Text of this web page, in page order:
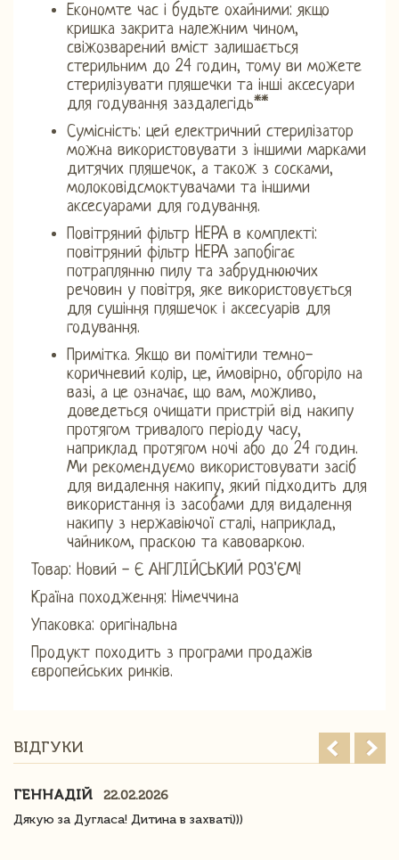
Економте час і будьте охайними: якщо
кришка закрита належним чином,
свіжозварений вміст залишається
стерильним до 24 годин, тому ви можете
стерилізувати пляшечки та інші аксесуари
для годування заздалегідь**
Сумісність: цей електричний стерилізатор
можна використовувати з іншими марками
дитячих пляшечок, а також з сосками,
молоковідсмоктувачами та іншими
аксесуарами для годування.
Повітряний фільтр HEPA в комплекті:
повітряний фільтр HEPA запобігає
потраплянню пилу та забруднюючих
речовин у повітря, яке використовується
для сушіння пляшечок і аксесуарів для
годування.
Примітка. Якщо ви помітили темно-
коричневий колір, це, ймовірно, обгоріло на
вазі, а це означає, що вам, можливо,
доведеться очищати пристрій від накипу
протягом тривалого періоду часу,
наприклад протягом ночі або до 24 годин.
Ми рекомендуємо використовувати засіб
для видалення накипу, який підходить для
використання із засобами для видалення
накипу з нержавіючої сталі, наприклад,
чайником, праскою та кавоваркою.
Товар: Новий - Є АНГЛІЙСЬКИЙ РОЗ'ЄМ!
Країна походження: Німеччина
Упаковка: оригінальна
Продукт походить з програми продажів
європейських ринків.
ВІДГУКИ
ГЕННАДІЙ
22.02.2026
Дякую за Дугласа! Дитина в захваті)))